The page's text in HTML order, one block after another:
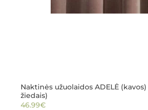
Naktinės užuolaidos ADELĖ (kavos)
žiedais)
46.99€